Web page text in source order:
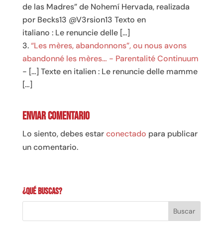
de las Madres” de Nohemí Hervada, realizada
por Becks13 @V3rsion13 Texto en
italiano : Le renuncie delle […]
“Les mères, abandonnons”, ou nous avons
abandonné les mères… - Parentalité Continuum
- […] Texte en italien : Le renuncie delle mamme
[…]
Enviar comentario
Lo siento, debes estarconectado para publicar
un comentario.
¿Qué buscas?